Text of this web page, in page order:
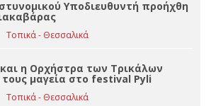
γενοκτονία στην
Απόψεις
Υποδιευθυντή προήχθη
Τοπικά - Θεσσαλικά